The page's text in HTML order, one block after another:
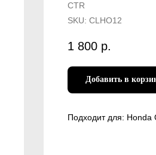
CTR
SKU: CLHO12
1 800 р.
Добавить в
Подходит для: Honda